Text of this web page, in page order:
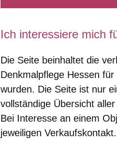
Ich interessiere mich
Die Seite beinhaltet die
Denkmalpflege Hessen
wurden. Die Seite ist nur
vollständige Übersicht
Bei Interesse an einem
jeweiligen Verkaufskontakt.